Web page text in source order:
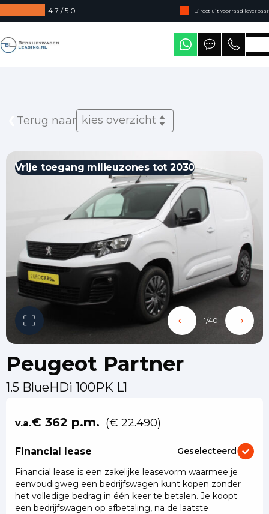
4.7 / 5.0
Direct uit voorraad leverbaar
Levering in heel Nederland
Terug naar kies overzicht
Vrije toegang milieuzones tot 2030
1/40
Peugeot Partner
1.5 BlueHDi 100PK L1
v.a.€ 362 p.m. (€ 22.490)
Financial lease
Geselecteerd
Financial lease is een zakelijke leasevorm waarmee je
eenvoudigweg een bedrijfswagen kunt kopen zonder
het volledige bedrag in één keer te betalen. Je koopt
een bedrijfswagen op afbetaling, na de laatste